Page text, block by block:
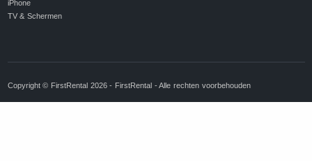
iPhone
TV & Schermen
Copyright © FirstRental 2026 - FirstRental - Alle rechten voorbehouden